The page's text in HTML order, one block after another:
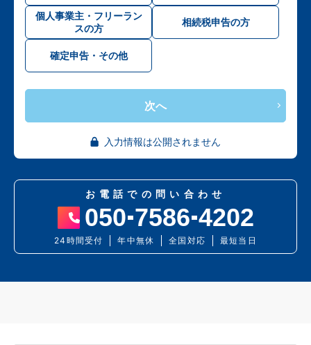
個人事業主・フリーラン
スの方
相続税申告の方
確定申告・その他
次へ
入力情報は公開されません
お電話での問い合わせ
050 7586 4202
24時間受付 年中無休 全国対応 最短当日